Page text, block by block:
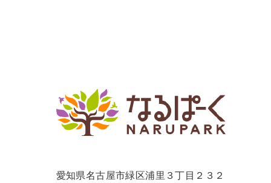
愛知県名古屋市緑区浦里３丁目２３２